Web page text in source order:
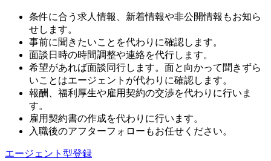
条件に合う求人情報、新着情報や非公開情報もお知ら
せします。
事前に聞きたいことを代わりに確認します。
面談日時の時間調整や連絡を代行します。
希望があれば面談同行します。面と向かって聞きずら
いことはエージェントが代わりに確認します。
報酬、福利厚生や雇用契約の交渉を代わりに行いま
す。
雇用契約書の作成を代わりに行います。
入職後のアフターフォローもお任せください。
エージェント型登録